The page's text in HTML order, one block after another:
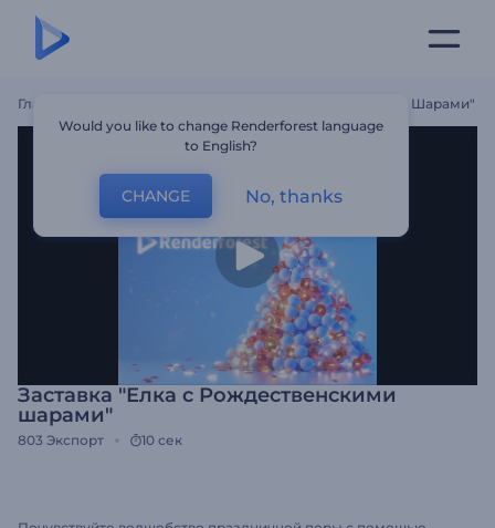
Главная Заставка "Елка С Рождественскими Шарами"
Заставка "Елка с Рождественскими
шарами"
803 Экспорт 10 сек
Would you like to change Renderforest language
to English?
CHANGE No, thanks